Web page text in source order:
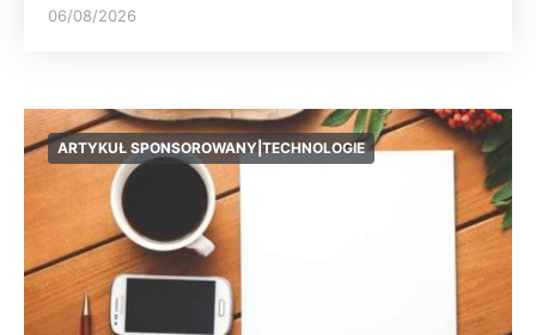
06/08/2026
ARTYKUŁ SPONSOROWANY|TECHNOLOGIE